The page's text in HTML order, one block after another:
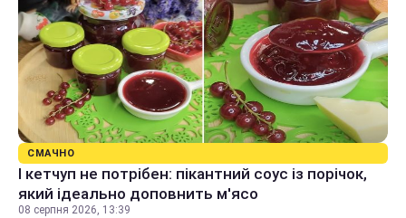
СМАЧНО
І кетчуп не потрібен: пікантний соус із порічок,
який ідеально доповнить м'ясо
08 серпня 2026, 13:39